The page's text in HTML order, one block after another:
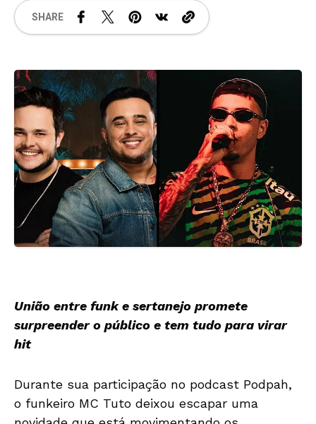
SHARE
União entre funk e sertanejo promete
surpreender o público e tem tudo para virar
hit
Durante sua participação no podcast Podpah,
o funkeiro MC Tuto deixou escapar uma